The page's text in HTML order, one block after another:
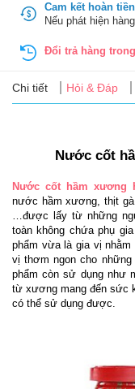
tức
FAQ
Cam kết hoàn
Nếu phát hiện
Đổi trả hàng
Chi tiết Hỏi & Đáp
Nước cốt
Nước cốt hầm xương
nước hầm xương, thịt
…được lấy từ những
toàn không chứa phụ
phẩm vừa là gia vị
vị thơm ngon cho
phẩm còn sử dụng như
từ xương mang đến sức
có thể sử dụng được.